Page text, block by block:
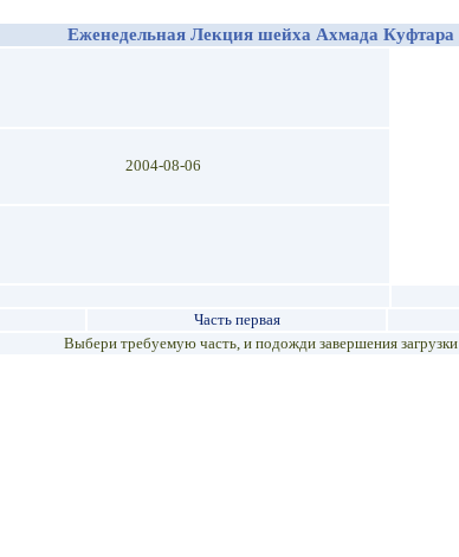
Еженедельная Лекция шейха Ахмада Куфтара
2004-08-06
Часть первая
Выбери требуемую часть, и подожди завершения загрузки